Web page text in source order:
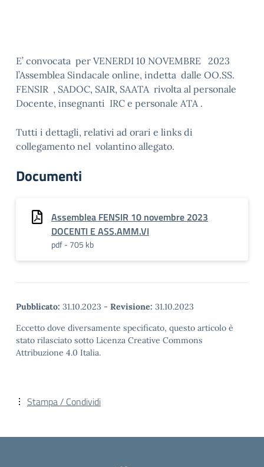
E’ convocata per VENERDI 10 NOVEMBRE 2023
l’Assemblea Sindacale online, indetta dalle OO.SS.
FENSIR , SADOC, SAIR, SAATA rivolta al personale
Docente, insegnanti IRC e personale ATA .
Tutti i dettagli, relativi ad orari e links di
collegamento nel volantino allegato.
Documenti
Assemblea FENSIR 10 novembre 2023
DOCENTI E ASS.AMM.VI
pdf - 705 kb
Pubblicato: 31.10.2023 - Revisione: 31.10.2023
Eccetto dove diversamente specificato, questo articolo è
stato rilasciato sotto Licenza Creative Commons
Attribuzione 4.0 Italia.
Stampa / Condividi